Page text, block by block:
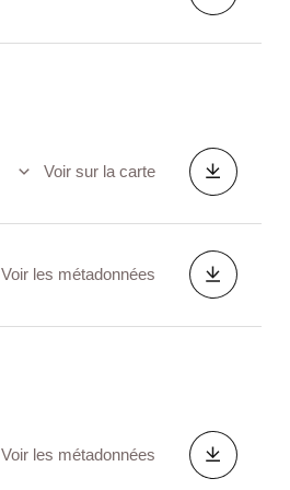
Voir sur la carte
Voir les métadonnées
Voir les métadonnées